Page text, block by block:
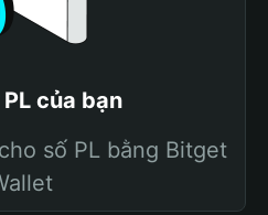
của bạn
số PL bằng Bitget